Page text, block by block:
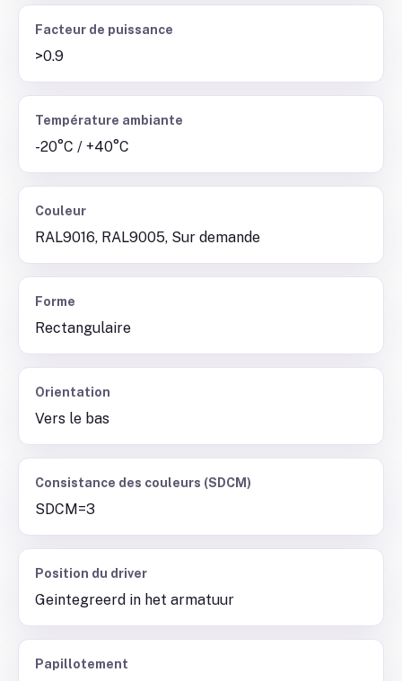
Facteur de puissance
>0.9
Température ambiante
-20°C / +40°C
Couleur
RAL9016, RAL9005, Sur demande
Forme
Rectangulaire
Orientation
Vers le bas
Consistance des couleurs (SDCM)
SDCM=3
Position du driver
Geintegreerd in het armatuur
Papillotement